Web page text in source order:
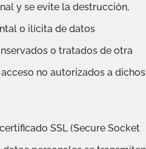
y se evite la destrucción,
o ilícita de datos
o tratados de otra
no autorizados a dichos
SSL (Secure Socket